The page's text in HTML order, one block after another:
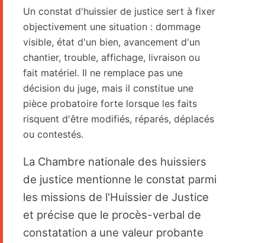
Un constat d'huissier de justice sert à fixer
objectivement une situation : dommage
visible, état d'un bien, avancement d'un
chantier, trouble, affichage, livraison ou
fait matériel. Il ne remplace pas une
décision du juge, mais il constitue une
pièce probatoire forte lorsque les faits
risquent d'être modifiés, réparés, déplacés
ou contestés.
La Chambre nationale des huissiers
de justice mentionne le constat parmi
les missions de l'Huissier de Justice
et précise que le procès-verbal de
constatation a une valeur probante